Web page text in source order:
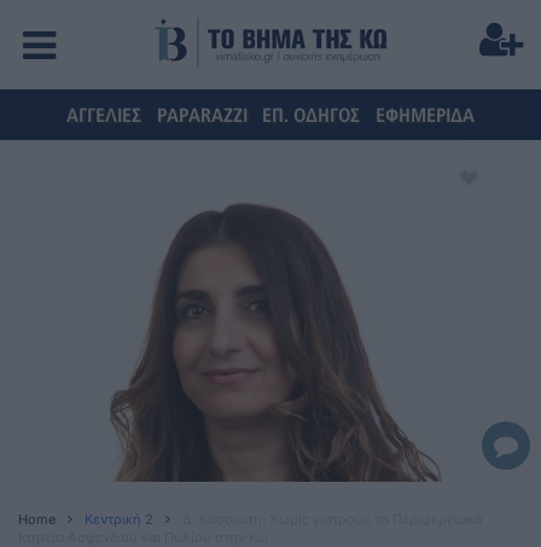
ΑΓΓΕΛΙΕΣ PAPARAZZI ΕΠ. ΟΔΗΓΟΣ ΕΦΗΜΕΡΙΔΑ
Home Κεντρική 2